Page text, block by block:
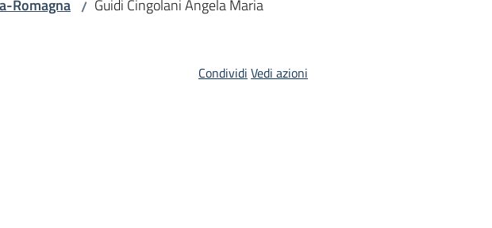
Romagna / Guidi Cingolani Angela Maria
Condividi Vedi azioni